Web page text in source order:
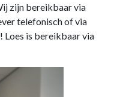
zijn bereikbaar via
telefonisch of via
is bereikbaar via